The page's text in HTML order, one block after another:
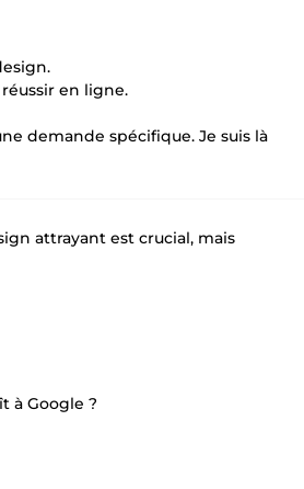
en ligne.
demande spécifique. Je suis là
attrayant est crucial, mais
à Google ?